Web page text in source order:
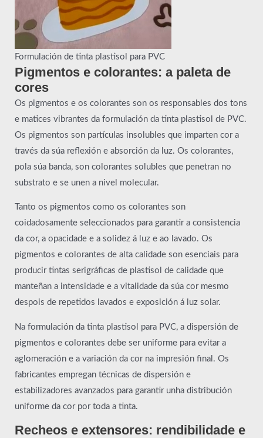
Formulación de tinta plastisol para PVC
Pigmentos e colorantes: a paleta de
cores
Os pigmentos e os colorantes son os responsables dos tons
e matices vibrantes da formulación da tinta plastisol de PVC.
Os pigmentos son partículas insolubles que imparten cor a
través da súa reflexión e absorción da luz. Os colorantes,
pola súa banda, son colorantes solubles que penetran no
substrato e se unen a nivel molecular.
Tanto os pigmentos como os colorantes son
coidadosamente seleccionados para garantir a consistencia
da cor, a opacidade e a solidez á luz e ao lavado. Os
pigmentos e colorantes de alta calidade son esenciais para
producir tintas serigráficas de plastisol de calidade que
manteñan a intensidade e a vitalidade da súa cor mesmo
despois de repetidos lavados e exposición á luz solar.
Na formulación da tinta plastisol para PVC, a dispersión de
pigmentos e colorantes debe ser uniforme para evitar a
aglomeración e a variación da cor na impresión final. Os
fabricantes empregan técnicas de dispersión e
estabilizadores avanzados para garantir unha distribución
uniforme da cor por toda a tinta.
Recheos e extensores: rendibilidade e